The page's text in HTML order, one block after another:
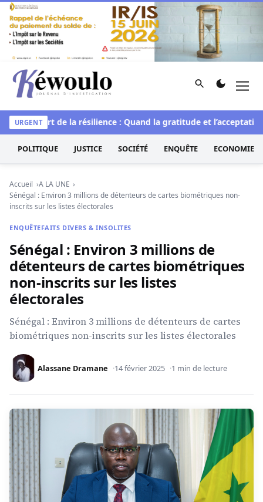
Aller au contenu
Kéwoulo, le premier site d'information et d'investigation
Rechercher
URGENT
L’art de la résilience : Quand la gratitude et l’acceptation
POLITIQUE JUSTICE SOCIÉTÉ ENQUÊTE ECONOMIE
Accueil
A LA UNE
Sénégal : Environ 3 millions de détenteurs de cartes biométriques non-
inscrits sur les listes électorales
ENQUÊTEFAITS DIVERS & INSOLITES
Sénégal : Environ 3 millions de
détenteurs de cartes biométriques
non-inscrits sur les listes
électorales
Sénégal : Environ 3 millions de détenteurs de cartes
biométriques non-inscrits sur les listes électorales
Alassane Dramane 14 février 2025 1 min de lecture